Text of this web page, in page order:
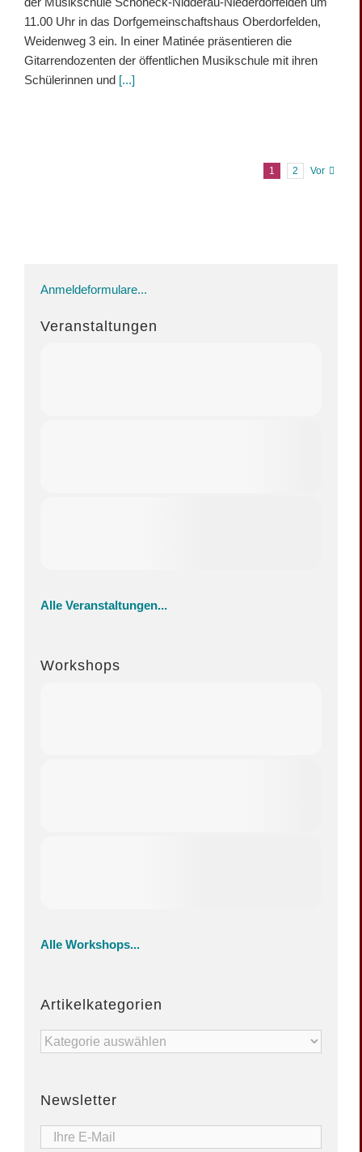
11.00 Uhr in das Dorfgemeinschaftshaus Oberdorfelden,
Weidenweg 3 ein. In einer Matinée präsentieren die
Gitarrendozenten der öffentlichen Musikschule mit ihren
Schülerinnen und [...]
1 2 Vor
Anmeldeformulare...
Veranstaltungen
Alle Veranstaltungen...
Workshops
Alle Workshops...
Artikelkategorien
Artikelkategorien
Newsletter